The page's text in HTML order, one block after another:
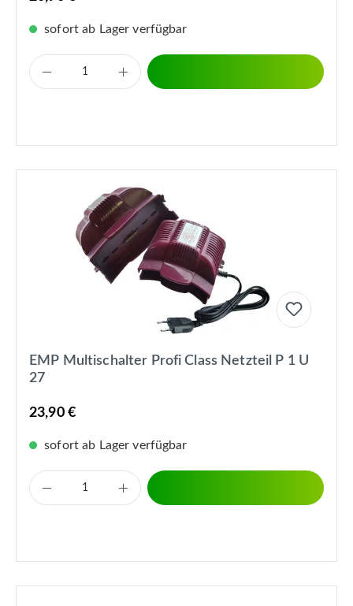
sofort ab Lager verfügbar
EMP Multischalter Profi Class Netzteil P 1 U
27
23,90 €
sofort ab Lager verfügbar